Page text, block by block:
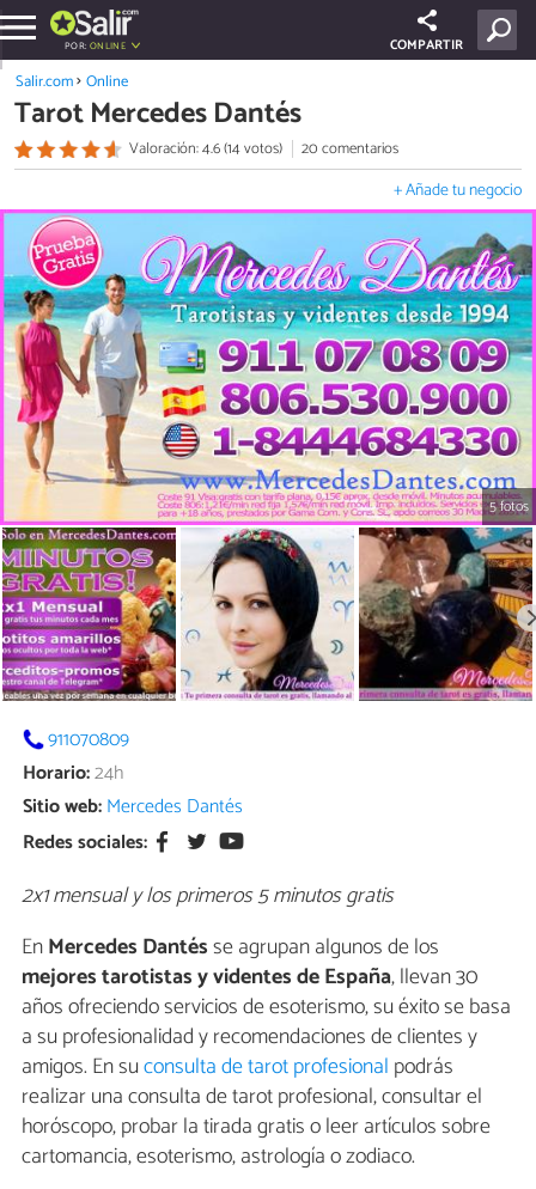
POR: ONLINE COMPARTIR
Salir.com Online
Tarot Mercedes Dantés
Valoración: 4.6 (14 votos) 20 comentarios
+ Añade tu negocio
5 fotos
911070809
Horario:24h
Sitio web:Mercedes Dantés
Redes sociales:
2x1 mensual y los primeros 5 minutos gratis
EnMercedes Dantésse agrupan algunos de los
mejores tarotistas y videntes de España, llevan 30
años ofreciendo servicios de esoterismo, su éxito se basa
a su profesionalidad y recomendaciones de clientes y
amigos. En suconsulta de tarot profesional podrás
realizar una consulta de tarot profesional, consultar el
horóscopo, probar la tirada gratis o leer artículos sobre
cartomancia, esoterismo, astrología o zodiaco.